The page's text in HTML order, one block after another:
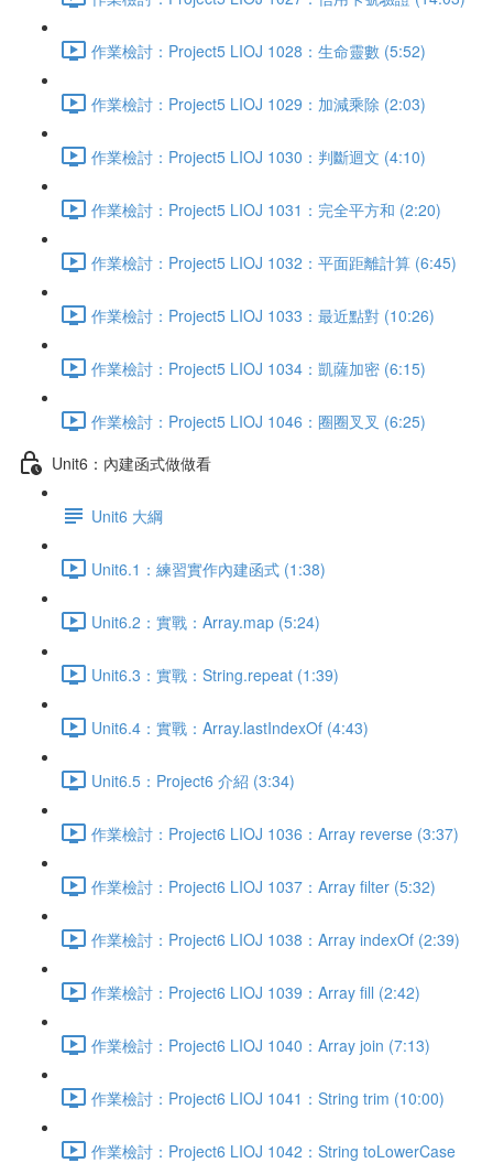
作業檢討：Project5 LIOJ 1028：生命靈數 (5:52)
作業檢討：Project5 LIOJ 1029：加減乘除 (2:03)
作業檢討：Project5 LIOJ 1030：判斷迴文 (4:10)
作業檢討：Project5 LIOJ 1031：完全平方和 (2:20)
作業檢討：Project5 LIOJ 1032：平面距離計算 (6:45)
作業檢討：Project5 LIOJ 1033：最近點對 (10:26)
作業檢討：Project5 LIOJ 1034：凱薩加密 (6:15)
作業檢討：Project5 LIOJ 1046：圈圈叉叉 (6:25)
Unit6：內建函式做做看
Unit6 大綱
Unit6.1：練習實作內建函式 (1:38)
Unit6.2：實戰：Array.map (5:24)
Unit6.3：實戰：String.repeat (1:39)
Unit6.4：實戰：Array.lastIndexOf (4:43)
Unit6.5：Project6 介紹 (3:34)
作業檢討：Project6 LIOJ 1036：Array reverse (3:37)
作業檢討：Project6 LIOJ 1037：Array filter (5:32)
作業檢討：Project6 LIOJ 1038：Array indexOf (2:39)
作業檢討：Project6 LIOJ 1039：Array fill (2:42)
作業檢討：Project6 LIOJ 1040：Array join (7:13)
作業檢討：Project6 LIOJ 1041：String trim (10:00)
作業檢討：Project6 LIOJ 1042：String toLowerCase